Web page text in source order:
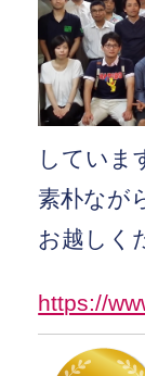
していま
素朴なが
お越しく
https://